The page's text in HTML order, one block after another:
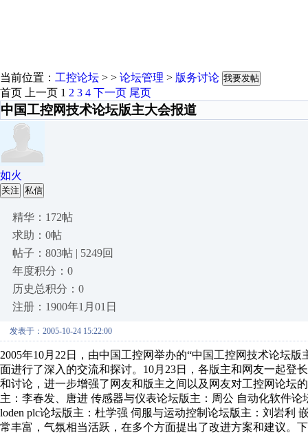
当前位置： 工控论坛 > > 论坛管理 > 版务讨论 我要发帖
首页 上一页 1 2 3 4 下一页 尾页
中国工控网技术论坛版主大会报道
如火
关注 私信
精华：172帖
求助：0帖
帖子：803帖 | 5249回
年度积分：0
历史总积分：0
注册：1900年1月01日
发表于：2005-10-24 15:22:00
2005年10月22日，由中国工控网举办的“中国工控网技术论坛
面进行了深入的交流和探讨。10月23日，各版主和网友一起登
和讨论，进一步增强了网友和版主之间以及网友对工控网论坛
主：李春发、唐进 传感器与仪表论坛版主：周公 自动化软件
loden plc论坛版主：杜学强 伺服与运动控制论坛版主：刘岩利
常丰富，气氛相当活跃，在多个方面提出了改进方案和建议。